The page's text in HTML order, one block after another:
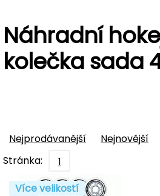
Náhradní
kolečka sada
Nejprodávanější Nejnovější
Stránka:
1
Více velikostí